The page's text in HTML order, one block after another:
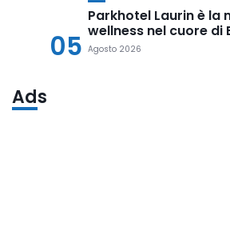
05
Parkhotel Laurin è la
wellness nel cuore di
Agosto 2026
Ads